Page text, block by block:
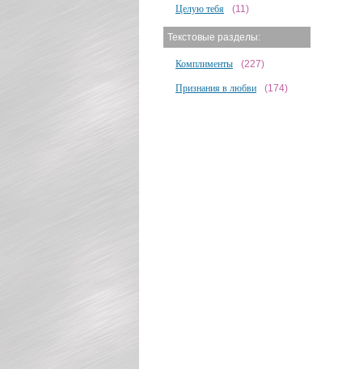
Целую тебя (11)
Текстовые разделы:
Комплименты (227)
Признания в любви (174)